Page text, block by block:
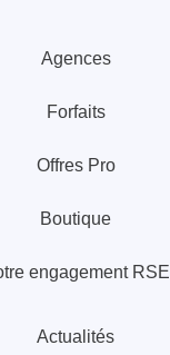
Agences
Forfaits
Offres Pro
Boutique
engagement RSE
Actualités